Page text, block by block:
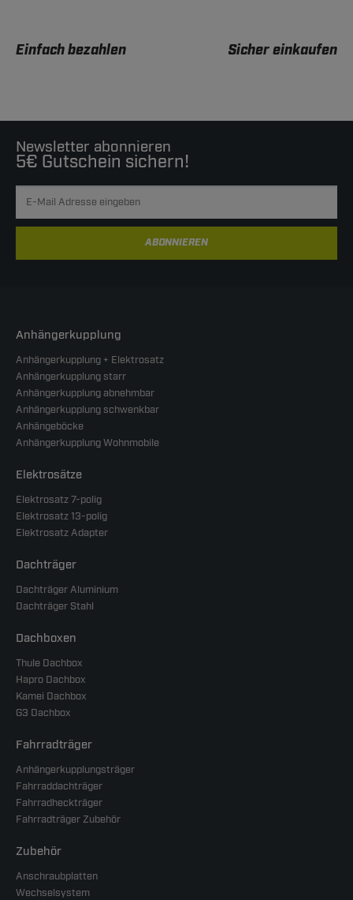
Einfach bezahlen Sicher einkaufen
Newsletter abonnieren
5€ Gutschein sichern!
ABONNIEREN
Anhängerkupplung
Anhängerkupplung + Elektrosatz
Anhängerkupplung starr
Anhängerkupplung abnehmbar
Anhängerkupplung schwenkbar
Anhängeböcke
Anhängerkupplung Wohnmobile
Elektrosätze
Elektrosatz 7-polig
Elektrosatz 13-polig
Elektrosatz Adapter
Dachträger
Dachträger Aluminium
Dachträger Stahl
Dachboxen
Thule Dachbox
Hapro Dachbox
Kamei Dachbox
G3 Dachbox
Fahrradträger
Anhängerkupplungsträger
Fahrraddachträger
Fahrradheckträger
Fahrradträger Zubehör
Zubehör
Anschraubplatten
Wechselsystem